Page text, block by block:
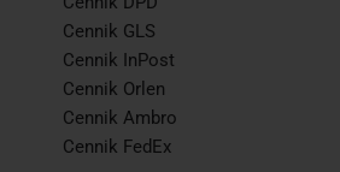
Cennik GLS
Cennik InPost
Cennik Orlen
Cennik Ambro
Cennik FedEx